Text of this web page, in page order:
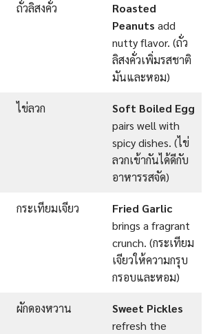
ถั่วลิสงคั่ว
Roasted
Peanuts add
nutty flavor. (ถั่ว
ลิสงคั่วเพิ่มรสชาติ
มันและหอม)
ไข่ลวก
Soft Boiled Egg
pairs well with
spicy dishes. (ไข่
ลวกเข้ากันได้ดีกับ
อาหารรสจัด)
กระเทียมเจียว
Fried Garlic
brings a fragrant
crunch. (กระเทียม
เจียวให้ความกรุบ
กรอบและหอม)
ผักดองหวาน
Sweet Pickles
refresh the